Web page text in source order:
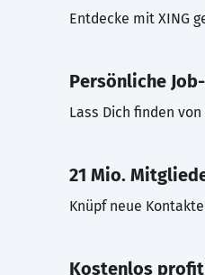
Entdecke mit XING
Persönliche
Lass Dich finden
21 Mio.
Knüpf neue
Kostenlos